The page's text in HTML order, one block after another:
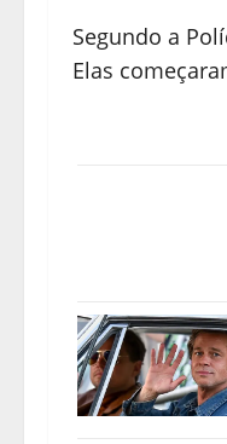
Segundo a
Elas